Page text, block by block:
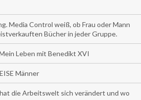
Media Control weiß, ob Frau oder Mann
Bücher in jeder Gruppe.
Leben mit Benedikt XVI
Männer
hat die Arbeitswelt sich verändert und wo